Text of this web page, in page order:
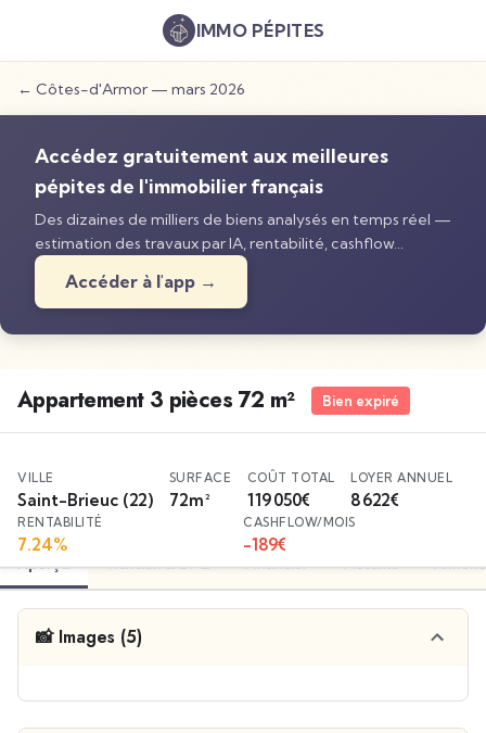
IMMOPÉPITES
← Côtes-d'Armor — mars 2026
Accédez gratuitement aux meilleures
pépites de l'immobilier français
Des dizaines de milliers de biens analysés en temps réel —
estimation des travaux par IA, rentabilité, cashflow…
Accéder à l'app →
Appartement 3 pièces 72 m² Bien expiré
VILLE
Saint-Brieuc (22)
SURFACE
72m²
COÛT TOTAL
119 050€
LOYER ANNUEL
8 622€
RENTABILITÉ
7.24%
CASHFLOW/MOIS
-189€
Aperçu Travaux & DPE Financier Fiscalité
📸 Images (5)